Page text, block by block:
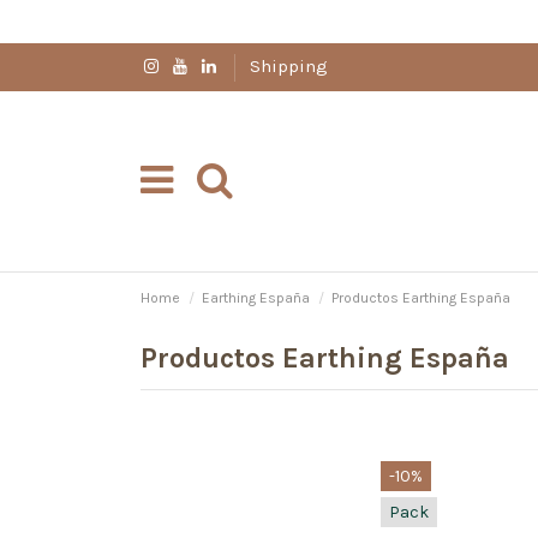
Shipping
Home Earthing España Productos Earthing España
Productos Earthing España